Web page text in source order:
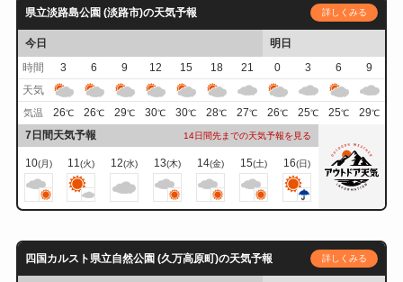
県立淡路島公園 (淡路市)の天気予報 詳しくみる
今日
明日
時間
3 6 9 12 15 18 21 0 3 6
9
天気
気温 26℃ 26℃ 29℃ 30℃ 30℃ 28℃ 27℃ 26℃ 25℃ 25℃ 29℃
7日間天気予報 14日間先までの天気予報を見る
10(月) 11(火) 12(水) 13(木) 14(金) 15(土) 16(日)
四国カルスト県立自然公園 (久万高原町)の天気予報 詳しくみる